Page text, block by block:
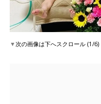
▼次の画像は下へスクロール (1/6)